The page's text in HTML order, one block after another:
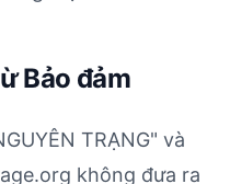
Bảo đảm
TRẠNG" và
không đưa ra